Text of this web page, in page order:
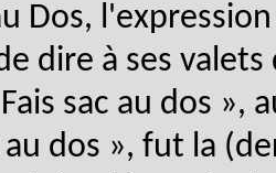
Dos,
dire à ses
sac au dos »,
au dos », fut la